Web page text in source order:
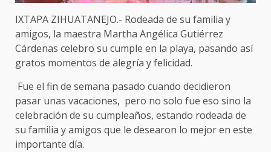
IXTAPA ZIHUATANEJO.- Rodeada de su familia y
amigos, la maestra Martha Angélica Gutiérrez
Cárdenas celebro su cumple en la playa, pasando así
gratos momentos de alegría y felicidad.
Fue el fin de semana pasado cuando decidieron
pasar unas vacaciones, pero no solo fue eso sino la
celebración de su cumpleaños, estando rodeada de
su familia y amigos que le desearon lo mejor en este
importante día.